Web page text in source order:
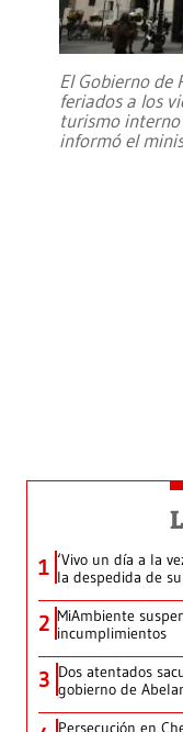
El Gobierno de
feriados a los
turismo
informó el
1 ‘Vivo un día a la
la despedida de
2 MiAmbiente
incumplimientos
3 Dos atentados
gobierno de
Persecución en